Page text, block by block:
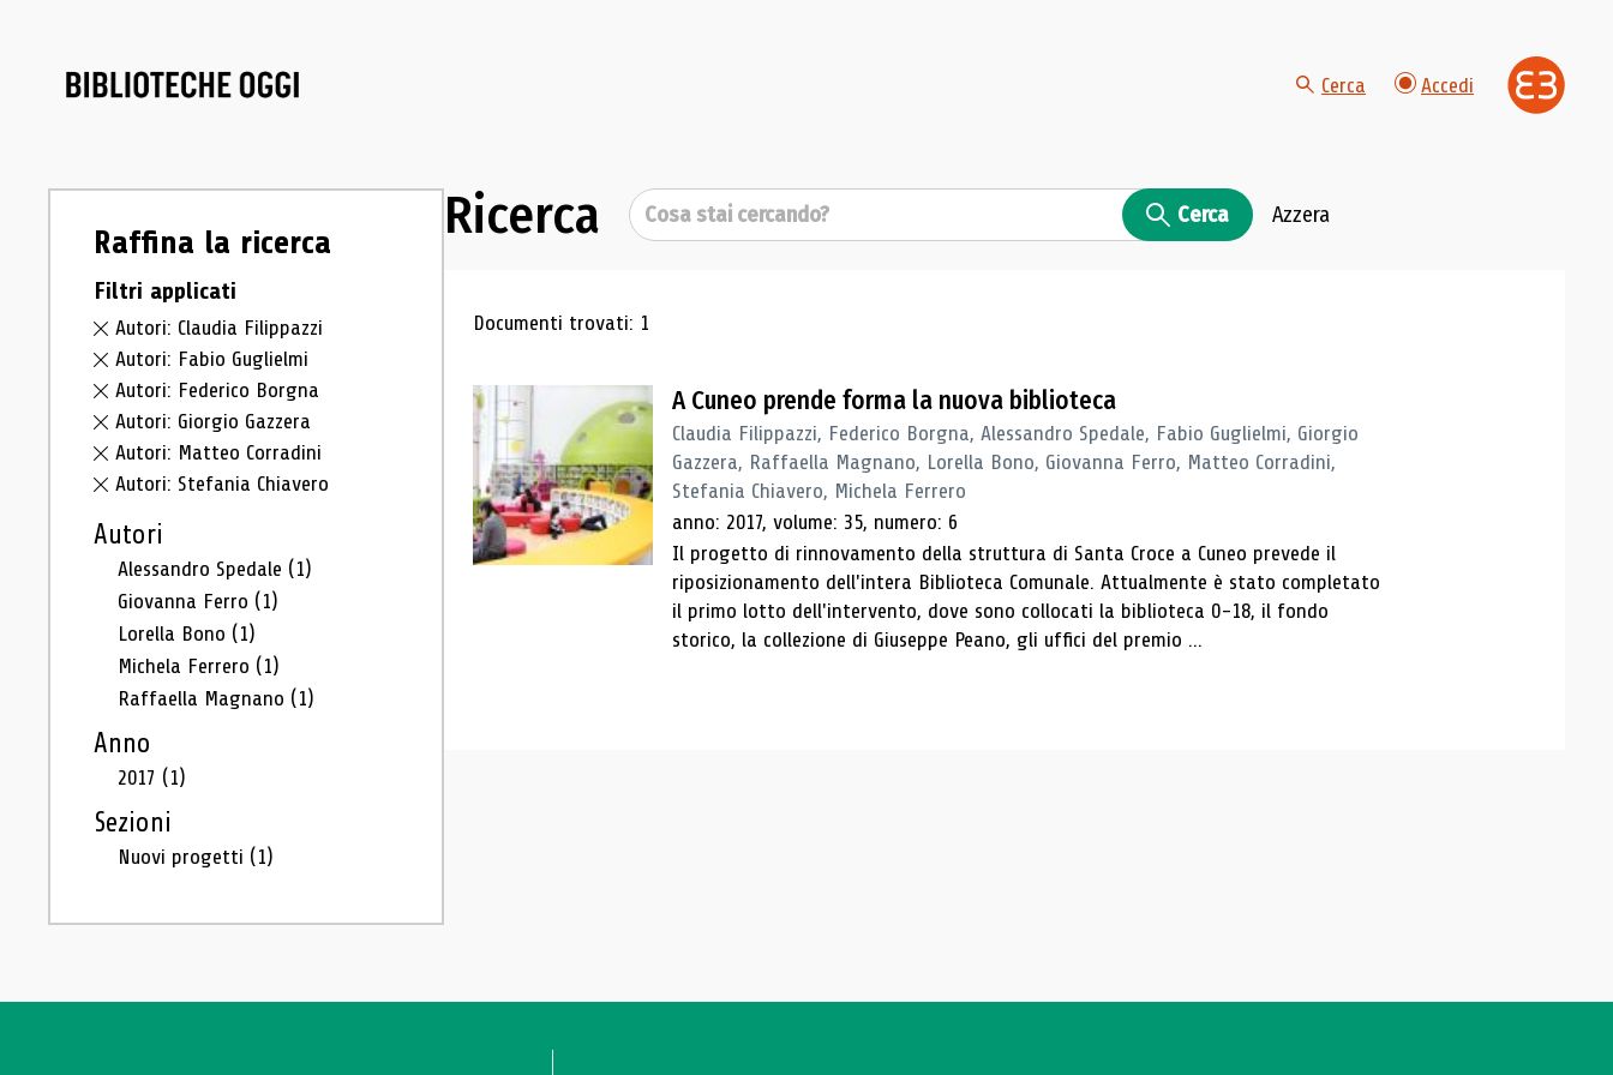
Cerca Accedi
Raffina la ricerca
Filtri applicati
Autori: Claudia Filippazzi
Autori: Fabio Guglielmi
Autori: Federico Borgna
Autori: Giorgio Gazzera
Autori: Matteo Corradini
Autori: Stefania Chiavero
Autori
Alessandro Spedale (1)
Giovanna Ferro (1)
Lorella Bono (1)
Michela Ferrero (1)
Raffaella Magnano (1)
Anno
2017 (1)
Sezioni
Nuovi progetti (1)
Ricerca Cerca Cerca Azzera
Risultati di ricerca
Documenti trovati: 1
A Cuneo prende forma la nuova biblioteca
Claudia Filippazzi, Federico Borgna, Alessandro Spedale, Fabio Guglielmi, Giorgio
Gazzera, Raffaella Magnano, Lorella Bono, Giovanna Ferro, Matteo Corradini,
Stefania Chiavero, Michela Ferrero
anno: 2017, volume: 35, numero: 6
Il progetto di rinnovamento della struttura di Santa Croce a Cuneo prevede il
riposizionamento dell'intera Biblioteca Comunale. Attualmente è stato completato
il primo lotto dell'intervento, dove sono collocati la biblioteca 0-18, il fondo
storico, la collezione di Giuseppe Peano, gli uffici del premio ...